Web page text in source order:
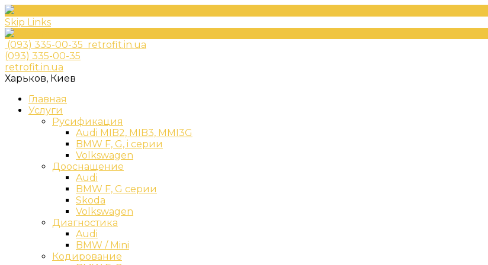
Skip Links
(093) 335-00-35 retrofit.in.ua
(093) 335-00-35
retrofit.in.ua
Харьков, Киев
Главная
Услуги
Русификация
Audi MIB2, MIB3, MMI3G
BMW F, G, i серии
Volkswagen
Дооснащение
Audi
BMW F, G серии
Skoda
Volkswagen
Диагностика
Audi
BMW / Mini
Кодирование